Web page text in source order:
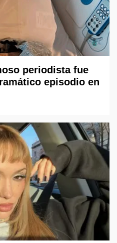
periodista fue
episodio en